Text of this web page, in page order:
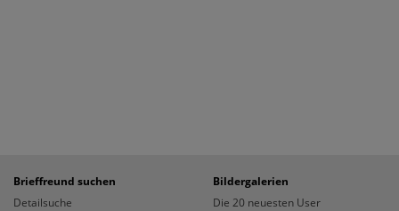
Brieffreund suchen
Detailsuche
Bildergalerien
Die 20 neuesten User